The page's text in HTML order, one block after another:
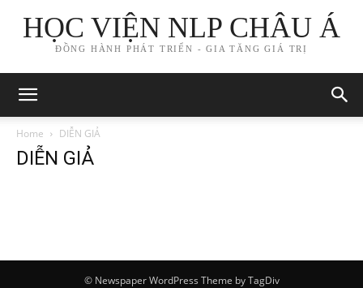
HỌC VIỆN NLP CHÂU Á
ĐỒNG HÀNH PHÁT TRIỂN - GIA TĂNG GIÁ TRỊ
Home DIỄN GIẢ
DIỄN GIẢ
© Newspaper WordPress Theme by TagDiv